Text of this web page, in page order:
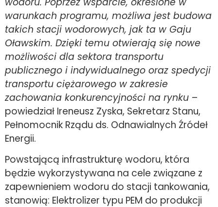
warunkach programu, możliwa jest budowa
takich stacji wodorowych, jak ta w Gaju
Oławskim. Dzięki temu otwierają się nowe
możliwości dla sektora transportu
publicznego i indywidualnego oraz spedycji
transportu ciężarowego w zakresie
zachowania konkurencyjności na rynku –
powiedział Ireneusz Zyska, Sekretarz Stanu,
Pełnomocnik Rządu ds. Odnawialnych Źródeł
Energii.
Powstającą infrastrukturę wodoru, która
będzie wykorzystywana na cele związane z
zapewnieniem wodoru do stacji tankowania,
stanowią: Elektrolizer typu PEM do produkcji